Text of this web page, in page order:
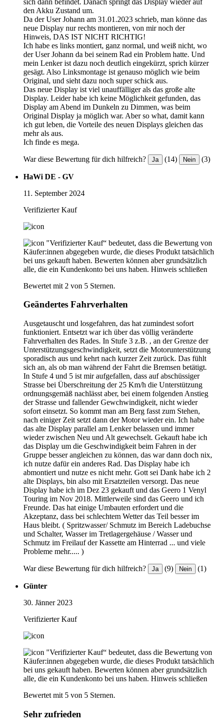
den Akku Zustand um.
Da der User Johann am 31.01.2023 schrieb, man könne das
neue Display nur rechts montieren, von mir noch der
Hinweis, DAS IST NICHT RICHTIG!
Ich habe es links montiert, ganz normal, und weiß nicht, wo
der User Johann da bei seinem Rad ein Problem hatte. Und
mein Lenker ist dazu noch deutlich eingekürzt, sprich kürzer
gesägt. Also Linksmontage ist genauso möglich wie beim
Original, und sieht dazu noch super schick aus.
Das neue Display ist viel unauffälliger als das große alte
Display. Leider habe ich keine Möglichkeit gefunden, das
Display am Abend im Dunkeln zu Dimmen, was beim
Original Display ja möglich war. Aber so what, damit kann
ich gut leben, die Vorteile des neuen Displays gleichen das
mehr als aus.
Ich finde es mega.
War diese Bewertung für dich hilfreich? Ja (14) Nein (3)
HaWi DE - GV
11. September 2024
Verifizierter Kauf
"Verifizierter Kauf“ bedeutet, dass die Bewertung von
Käufer:innen abgegeben wurde, die dieses Produkt tatsächlich
bei uns gekauft haben. Bewerten können aber grundsätzlich
alle, die ein Kundenkonto bei uns haben. Hinweis schließen
Bewertet mit 2 von 5 Sternen.
Geändertes Fahrverhalten
Ausgetauscht und losgefahren, das hat zumindest sofort
funktioniert. Entsetzt war ich über das völlig veränderte
Fahrverhalten des Rades. In Stufe 3 z.B. , an der Grenze der
Unterstützungsgeschwindigkeit, setzt die Motorunterstützung
sporadisch aus und kehrt nach kurzer Zeit zurück. Das fühlt
sich an, als ob man während der Fahrt die Bremsen betätigt.
In Stufe 4 und 5 ist mir aufgefallen, dass auf abschüssiger
Strasse bei Überschreitung der 25 Km/h die Unterstützung
ordnungsgemäß nachlässt aber, bei einem folgenden Anstieg
der Strasse und fallender Gewchwindigkeit, nicht wieder
sofort einsetzt. So kommt man am Berg fasst zum Stehen,
nach einiger Zeit setzt dann der Motor wieder ein. Ich habe
das alte Display parallel am Lenker belassen und immer
wieder zwischen Neu und Alt gewechselt. Gekauft habe ich
das Display um die Geschwindigkeit beim Fahren in der
Gruppe besser angleichen zu können, das war dann doch nix,
ich nutze dafür ein anderes Rad. Das Display habe ich
abmontiert und nutze es nicht mehr. Gott sei Dank habe ich 2
alte Displays, bin also mit Ersatzteilen versorgt. Das neue
Display habe ich im Dez 23 gekauft und das Geero 1 Venyl
Touring im Nov 2018. Mittlerweile sind das Geero und ich
Freunde. Das hat einige Umbauten erfordert und die
Akzeptanz, dass bei schlechtem Wetter das Teil besser im
Haus bleibt. ( Spritzwasser/ Schmutz im Bereich Ladebuchse
und Schalter, Wasser im Tretlagergehäuse / Wasser und
Schmutz im Freilauf der Kassette am Hinterrad ... und viele
Probleme mehr..... )
War diese Bewertung für dich hilfreich? Ja (9) Nein (1)
Günter
30. Jänner 2023
Verifizierter Kauf
"Verifizierter Kauf“ bedeutet, dass die Bewertung von
Käufer:innen abgegeben wurde, die dieses Produkt tatsächlich
bei uns gekauft haben. Bewerten können aber grundsätzlich
alle, die ein Kundenkonto bei uns haben. Hinweis schließen
Bewertet mit 5 von 5 Sternen.
Sehr zufrieden